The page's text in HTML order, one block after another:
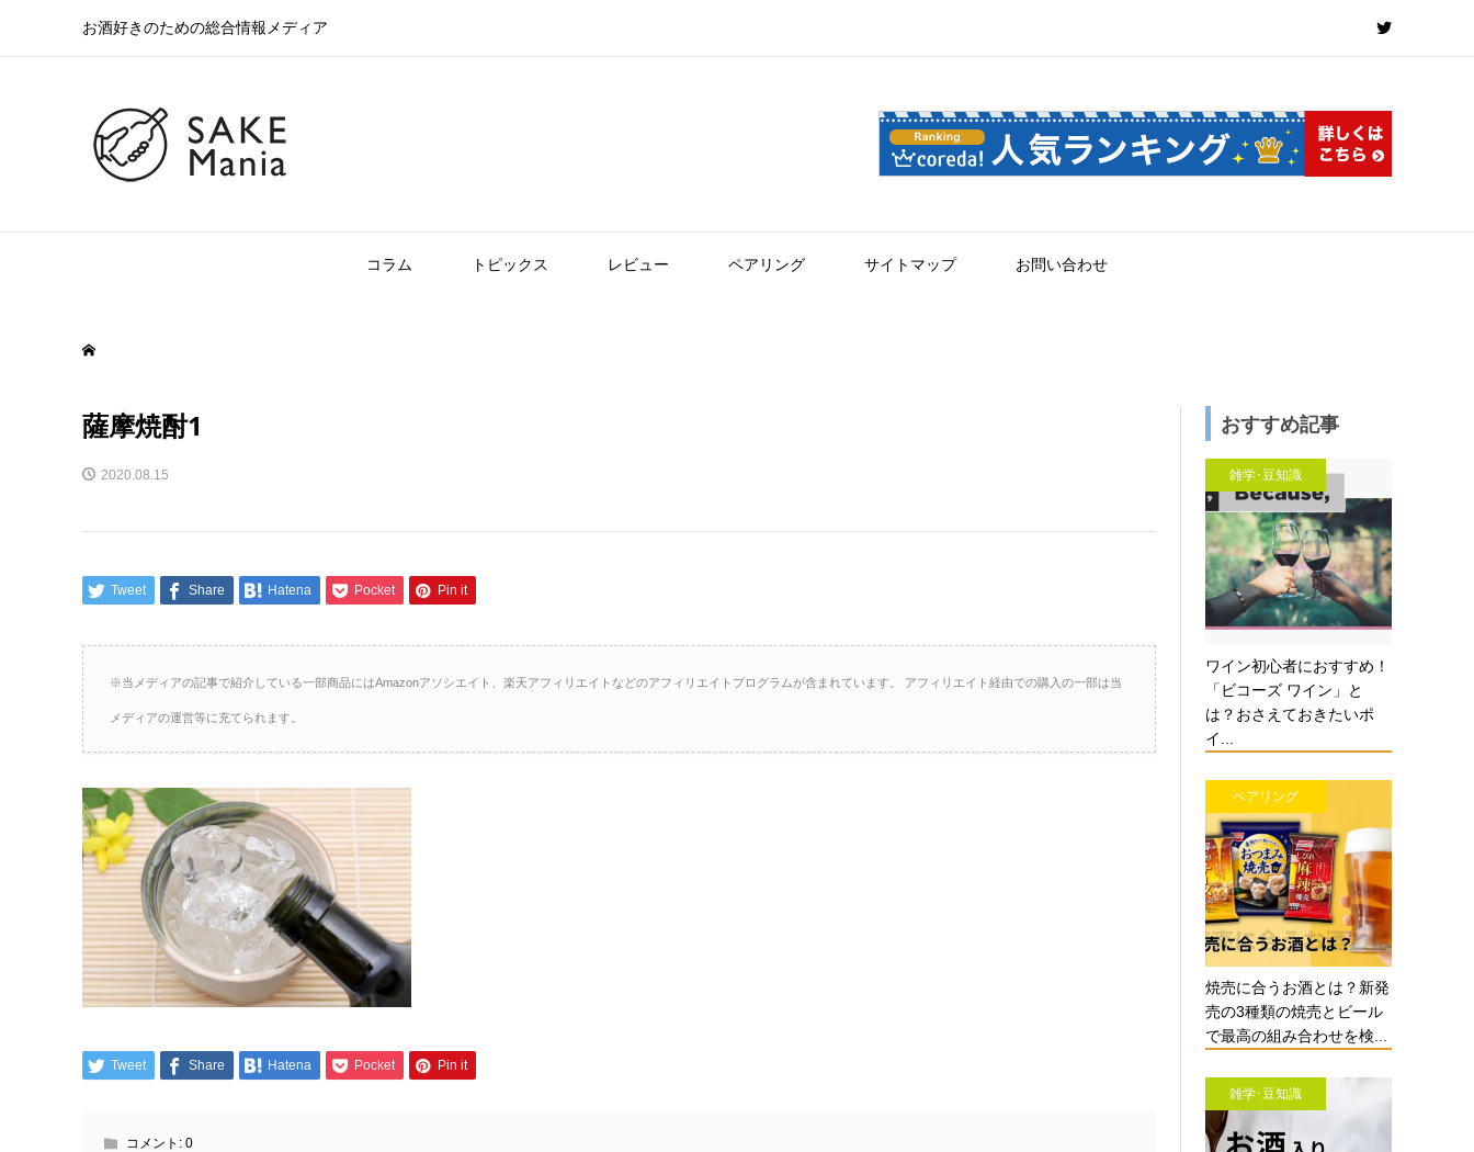
お酒好きのための総合情報メディア
コラム トピックス レビュー ペアリング サイトマップ お問い合わせ
薩摩焼酎1
2020.08.15
Tweet Share Hatena Pocket Pin it
※当メディアの記事で紹介している一部商品にはAmazonアソシエイト、楽天アフィリエイトなどのアフィリエイトプログラムが含まれています。 アフィリエイト経由での購入の一部は当
メディアの運営等に充てられます。
Tweet Share Hatena Pocket Pin it
コメント: 0
おすすめ記事
雑学･豆知識
ワイン初心者におすすめ！
「ビコーズ ワイン」と
は？おさえておきたいポ
イ...
ペアリング
焼売に合うお酒とは？新発
売の3種類の焼売とビール
で最高の組み合わせを検...
雑学･豆知識